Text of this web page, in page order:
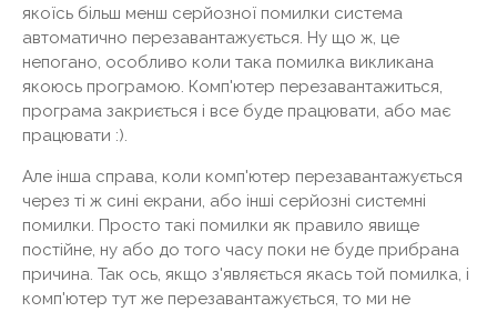
якоїсь більш менш серйозної помилки система
автоматично перезавантажується. Ну що ж, це
непогано, особливо коли така помилка викликана
якоюсь програмою. Комп'ютер перезавантажиться,
програма закриється і все буде працювати, або має
працювати :).
Але інша справа, коли комп'ютер перезавантажується
через ті ж сині екрани, або інші серйозні системні
помилки. Просто такі помилки як правило явище
постійне, ну або до того часу поки не буде прибрана
причина. Так ось, якщо з'являється якась той помилка, і
комп'ютер тут же перезавантажується, то ми не